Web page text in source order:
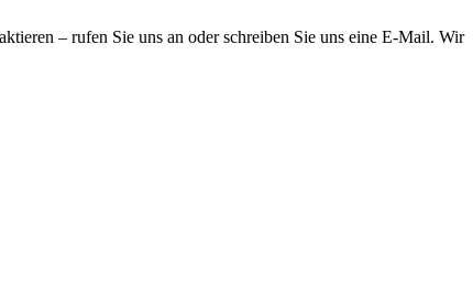
– rufen Sie uns an oder schreiben Sie uns eine E-Mail. Wir